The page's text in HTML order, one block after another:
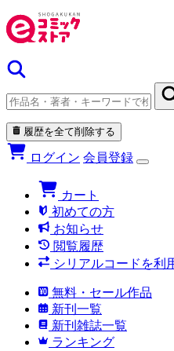
履歴を全て削除する
ログイン 会員登録
カート
初めての方
お知らせ
閲覧履歴
シリアルコードを利
無料・セール作品
新刊一覧
新刊雑誌一覧
ランキング